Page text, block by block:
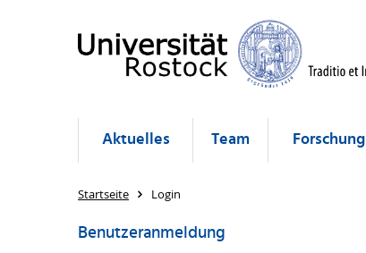
Aktuelles Team Forschung
Startseite Login
Benutzeranmeldung